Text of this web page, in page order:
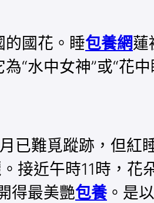
的國花。睡包養網蓮
“水中女神”或“花中
已難覓蹤跡，但紅
接近午時11時，花
得最美艷包養。是